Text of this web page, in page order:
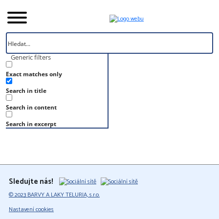
Generic filters
Exact matches only
Search in title
Search in content
Search in excerpt
Úvod
Vzorník
RAL 7015
RAL 7015
Sledujte nás!
© 2023 BARVY A LAKY TELURIA, s.r.o.
Nastavení cookies